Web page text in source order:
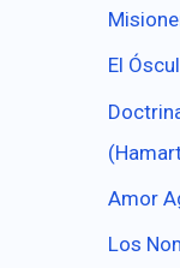
El
Amor
Los